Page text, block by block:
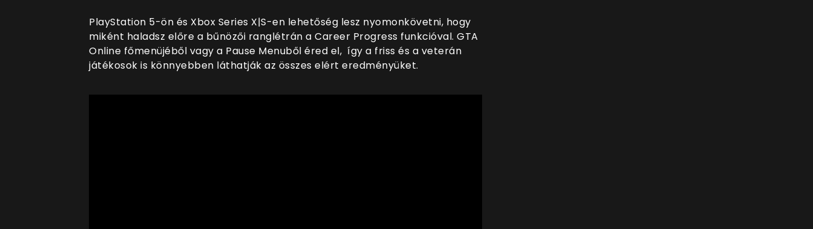
PlayStation 5-ön és Xbox Series X|S-en lehetőség lesz nyomonkövetni, hogy
miként haladsz előre a bűnözői ranglétrán a Career Progress funkcióval. GTA
Online főmenüjéből vagy a Pause Menuből éred el, így a friss és a veterán
játékosok is könnyebben láthatják az összes elért eredményüket.